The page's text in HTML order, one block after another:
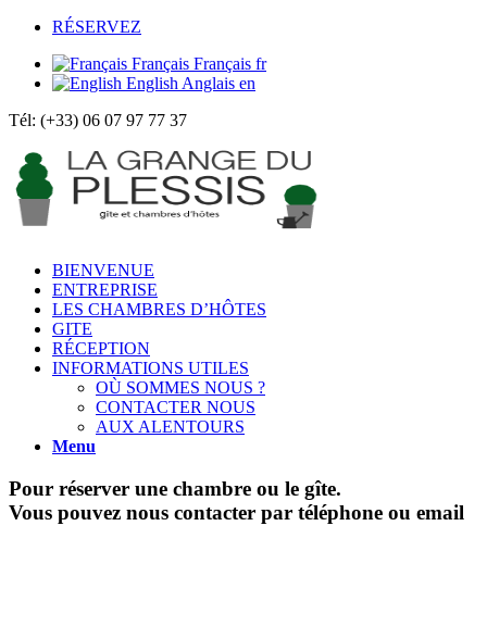
RÉSERVEZ
Français Français fr
English Anglais en
Tél: (+33) 06 07 97 77 37
BIENVENUE
ENTREPRISE
LES CHAMBRES D’HÔTES
GITE
RÉCEPTION
INFORMATIONS UTILES
OÙ SOMMES NOUS ?
CONTACTER NOUS
AUX ALENTOURS
Menu
Pour réserver une chambre ou le gîte.
Vous pouvez nous contacter par téléphone ou email